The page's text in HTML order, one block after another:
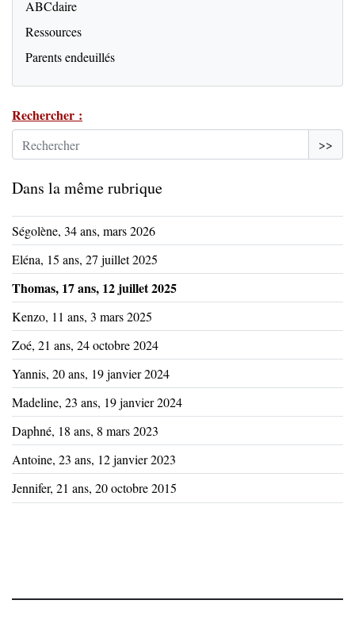
ABCdaire
Ressources
Parents endeuillés
Rechercher :
>>
Dans la même rubrique
Ségolène, 34 ans, mars 2026
Eléna, 15 ans, 27 juillet 2025
Thomas, 17 ans, 12 juillet 2025
Kenzo, 11 ans, 3 mars 2025
Zoé, 21 ans, 24 octobre 2024
Yannis, 20 ans, 19 janvier 2024
Madeline, 23 ans, 19 janvier 2024
Daphné, 18 ans, 8 mars 2023
Antoine, 23 ans, 12 janvier 2023
Jennifer, 21 ans, 20 octobre 2015